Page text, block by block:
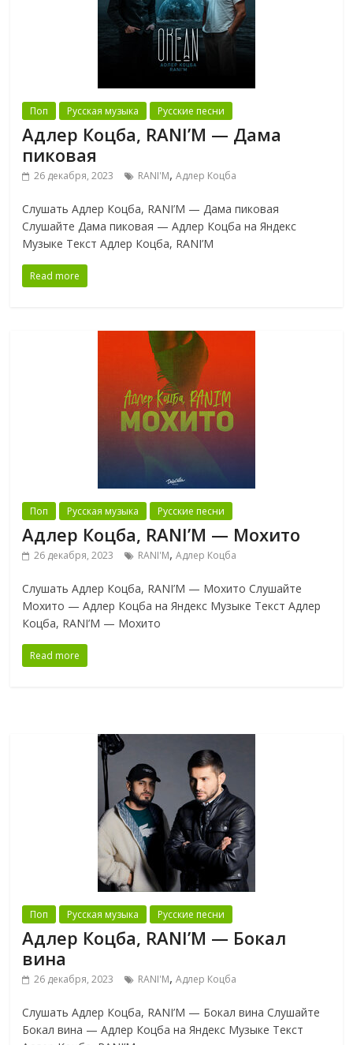
Поп Русская музыка Русские песни
Адлер Коцба, RANI’M — Дама
пиковая
26 декабря, 2023 RANI'M,Адлер Коцба
Слушать Адлер Коцба, RANI’M — Дама пиковая
Слушайте Дама пиковая — Адлер Коцба на Яндекс
Музыке Текст Адлер Коцба, RANI’M
Read more
Поп Русская музыка Русские песни
Адлер Коцба, RANI’M — Мохито
26 декабря, 2023 RANI'M,Адлер Коцба
Слушать Адлер Коцба, RANI’M — Мохито Слушайте
Мохито — Адлер Коцба на Яндекс Музыке Текст Адлер
Коцба, RANI’M — Мохито
Read more
Поп Русская музыка Русские песни
Адлер Коцба, RANI’M — Бокал
вина
26 декабря, 2023 RANI'M,Адлер Коцба
Слушать Адлер Коцба, RANI’M — Бокал вина Слушайте
Бокал вина — Адлер Коцба на Яндекс Музыке Текст